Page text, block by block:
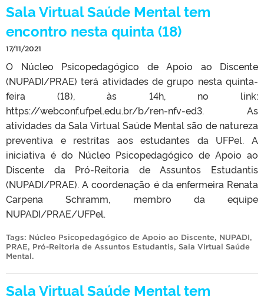
Sala Virtual Saúde Mental tem
encontro nesta quinta (18)
17/11/2021
O Núcleo Psicopedagógico de Apoio ao Discente
(NUPADI/PRAE) terá atividades de grupo nesta quinta-
feira (18), às 14h, no link:
https://webconf.ufpel.edu.br/b/ren-nfv-ed3. As
atividades da Sala Virtual Saúde Mental são de natureza
preventiva e restritas aos estudantes da UFPel. A
iniciativa é do Núcleo Psicopedagógico de Apoio ao
Discente da Pró-Reitoria de Assuntos Estudantis
(NUPADI/PRAE). A coordenação é da enfermeira Renata
Carpena Schramm, membro da equipe
NUPADI/PRAE/UFPel.
Tags: Núcleo Psicopedagógico de Apoio ao Discente, NUPADI,
PRAE, Pró-Reitoria de Assuntos Estudantis, Sala Virtual Saúde
Mental.
Sala Virtual Saúde Mental tem